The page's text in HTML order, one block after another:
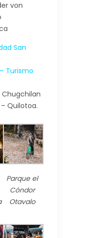
von
San
Turismo
Chugchilan
Quilotoa.
Parque el
Cóndor
Otavalo